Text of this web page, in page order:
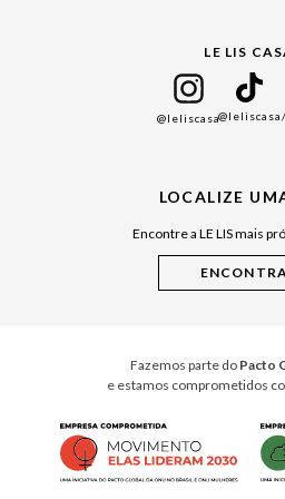
Cuidados Casa
LE LIS
@leliscasa@leliscasa
LOCALIZE
Encontre a LE LIS mais
Fazemos parte do Pacto
e estamos comprometidos